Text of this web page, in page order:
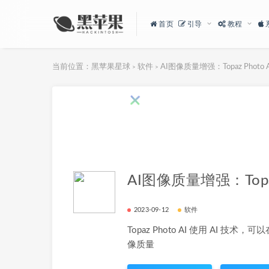
首页 引导 教程
当前位置： 黑苹果星球 > 软件 > AI图像质量增强：Topaz Photo
AI图像质量增强：
2023-09-12 软件
Topaz Photo AI 使用 AI 技术，可
像质量